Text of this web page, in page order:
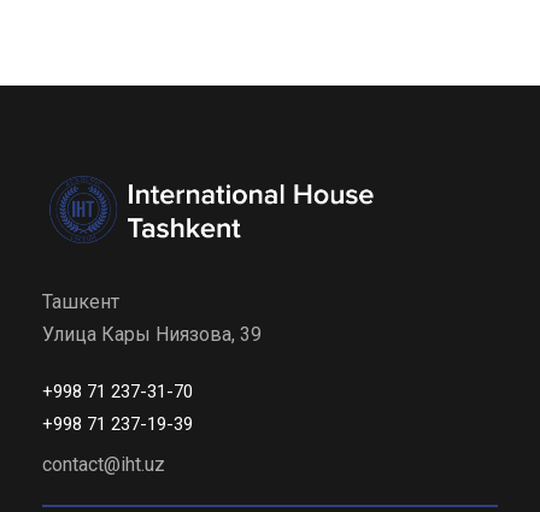
Ташкент
Улица Кары Ниязова, 39
+998 71 237-31-70
+998 71 237-19-39
contact@iht.uz